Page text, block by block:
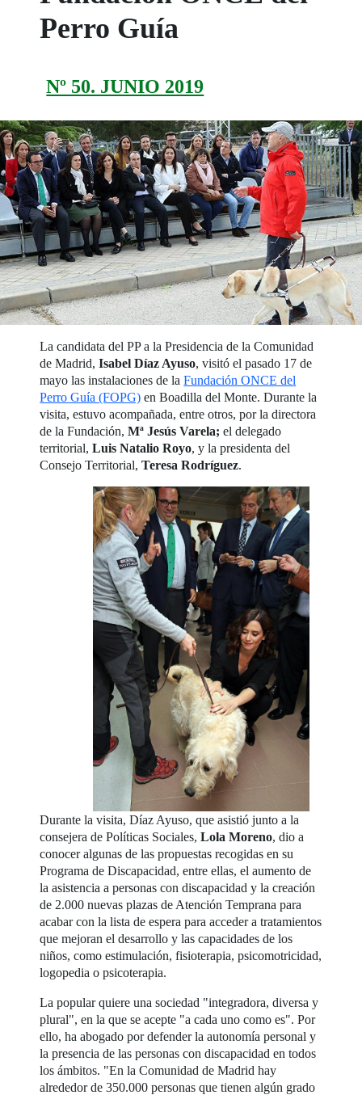
Perro Guía
Nº 50. JUNIO 2019
La candidata del PP a la Presidencia de la Comunidad
de Madrid,Isabel Díaz Ayuso, visitó el pasado 17 de
mayo las instalaciones de laFundación ONCE del
Perro Guía (FOPG) en Boadilla del Monte. Durante la
visita, estuvo acompañada, entre otros, por la directora
de la Fundación,Mª Jesús Varela; el delegado
territorial,Luis Natalio Royo, y la presidenta del
Consejo Territorial,Teresa Rodríguez.
Durante la visita, Díaz Ayuso, que asistió junto a la
consejera de Políticas Sociales,Lola Moreno, dio a
conocer algunas de las propuestas recogidas en su
Programa de Discapacidad, entre ellas, el aumento de
la asistencia a personas con discapacidad y la creación
de 2.000 nuevas plazas de Atención Temprana para
acabar con la lista de espera para acceder a tratamientos
que mejoran el desarrollo y las capacidades de los
niños, como estimulación, fisioterapia, psicomotricidad,
logopedia o psicoterapia.
La popular quiere una sociedad "integradora, diversa y
plural", en la que se acepte "a cada uno como es". Por
ello, ha abogado por defender la autonomía personal y
la presencia de las personas con discapacidad en todos
los ámbitos. "En la Comunidad de Madrid hay
alrededor de 350.000 personas que tienen algún grado